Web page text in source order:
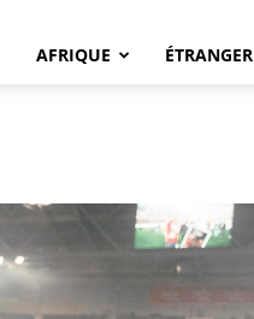
AFRIQUE ÉTRANGER